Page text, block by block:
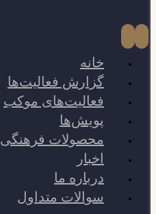
خانه
گزارش فعالیت‌ها
فعالیت‌های موکب
پویش‌ها
محصولات فرهنگی
اخبار
درباره ما
سوالات متداول